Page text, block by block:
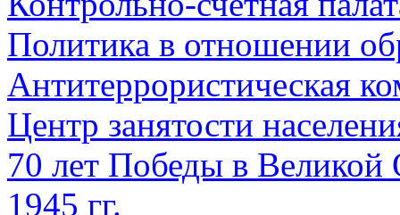
Политика в отношении
Антитеррористическая
Центр занятости
70 лет Победы в Великой
1945 гг.